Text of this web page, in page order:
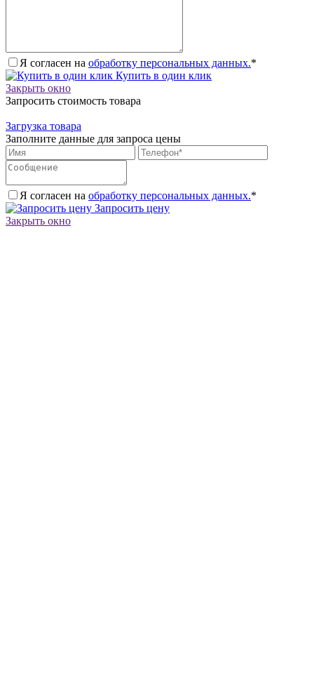
Я согласен на обработку персональных данных.*
Купить в один клик
Закрыть окно
Запросить стоимость товара
Загрузка товара
Заполните данные для запроса цены
Я согласен на обработку персональных данных.*
Запросить цену
Закрыть окно